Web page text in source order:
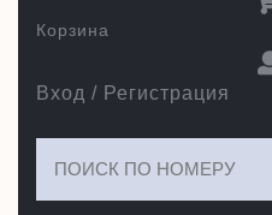
Вход / Регистрация
Корзина